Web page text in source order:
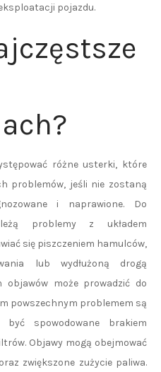
pojazdu.
różne usterki, które
problemów, jeśli nie zostaną
i naprawione. Do
problemy z układem
się piszczeniem hamulców,
lub wydłużoną drogą
objawów może prowadzić do
powszechnym problemem są
spowodowane brakiem
Objawy mogą obejmować
zwiększone zużycie paliwa.